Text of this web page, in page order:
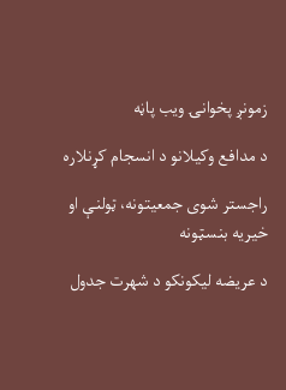
زمونږ پخوانۍ ویب پاڼه
د مدافع وکیلانو د انسجام کړنلاره
راجستر شوی جمعیتونه، ټولنې او
خیریه بنسټونه
د عریضه لیکونکو د شهرت جدول